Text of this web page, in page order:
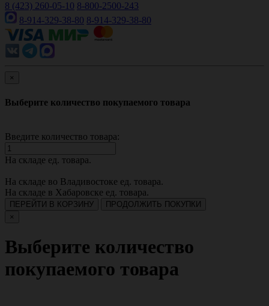
8 (423) 260-05-10 8-800-2500-243
8-914-329-38-80 8-914-329-38-80
×
Выберите количество покупаемого товара
Введите количество товара:
На складе ед. товара.
На складе во Владивостоке ед. товара.
На складе в Хабаровске ед. товара.
ПЕРЕЙТИ В КОРЗИНУ
ПРОДОЛЖИТЬ ПОКУПКИ
×
Выберите количество
покупаемого товара